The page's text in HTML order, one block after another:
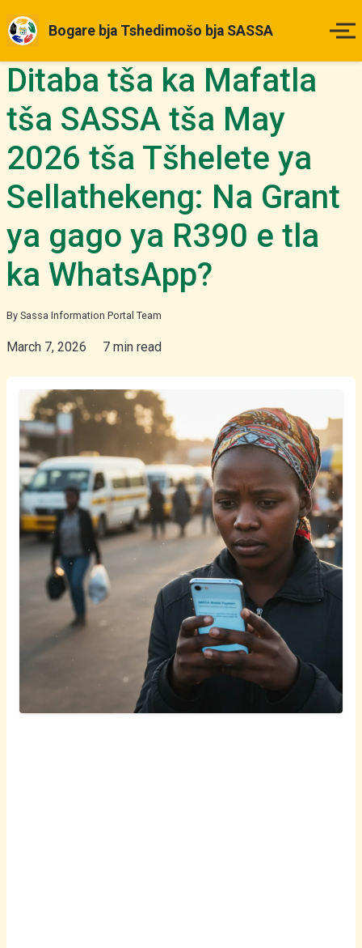
Bogare bja Tshedimošo bja SASSA
Legae
Matšatšikgwedi a Tefo
Ditlhahlo tša Maemo
Diboipiletšo
Ditaba & Dikgakollo
Tše Dingwe
Sepedi
Ditaba tša ka Mafatla
tša SASSA tša May
2026 tša Tšhelete ya
Sellathekeng: Na Grant
ya gago ya R390 e tla
ka WhatsApp?
By Sassa Information Portal Team
March 7, 2026 7 min read